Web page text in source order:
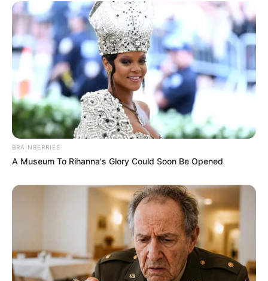
BRAINBERRIES
A Museum To Rihanna's Glory Could Soon Be Opened